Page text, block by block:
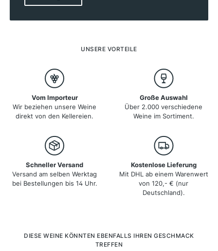
Toskana einige der berühmtesten Rotweine Italiens wie
Jahrzehnten neu erfunden und gehört zu den
UNSERE VORTEILE
Vom Importeur
Wir beziehen unsere Weine
direkt von den Kellereien.
Große Auswahl
Über 2.000 verschiedene
Weine im Sortiment.
Schneller Versand
Versand am selben Werktag
bei Bestellungen bis 14 Uhr.
Kostenlose Lieferung
Mit DHL ab einem Warenwert
von 120,- € (nur
Deutschland).
Produktgalerie überspringen
DIESE WEINE KÖNNTEN EBENFALLS IHREN GESCHMACK
TREFFEN